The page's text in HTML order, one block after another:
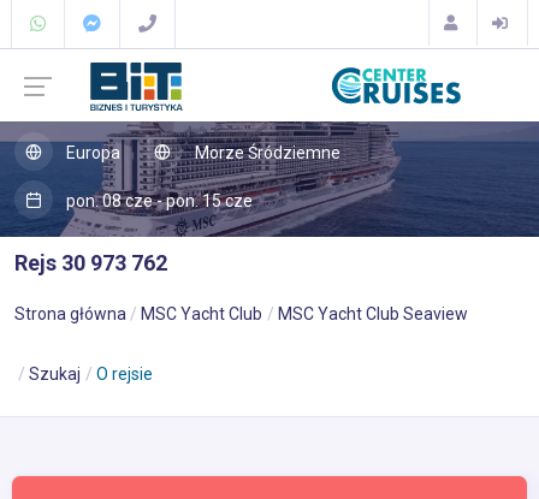
Europa Morze Śródziemne
pon. 08 cze - pon. 15 cze
Rejs 30 973 762
Strona główna MSC Yacht Club MSC Yacht Club Seaview
Szukaj O rejsie